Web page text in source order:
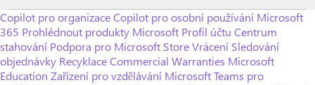
Copilot pro organizaceCopilot pro osobní používání Microsoft
365 Prohlédnout produkty Microsoft Profil účtu Centrum
stahování Podpora pro Microsoft StoreVrácení Sledování
objednávky RecyklaceCommercial Warranties Microsoft
Education Zařízení pro vzdělávání Microsoft Teams pro